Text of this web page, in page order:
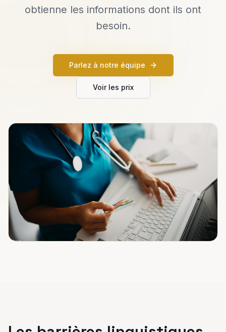
obtienne les informations dont ils ont
besoin.
Parlez à notre équipe
Voir les prix